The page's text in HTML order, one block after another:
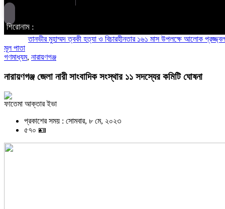
শিরোনাম :
তানভীর মুহাম্মদ ত্বকী হত্যা ও বিচারহীনতার ১৬১ মাস উপলক্ষে আলোক প্রজ্জ্বলন
মূল পাতা
গণমাধ্যম, নারায়ণগঞ্জ
নারায়ণগঞ্জ জেলা নারী সাংবাদিক সংস্থার ১১ সদস্যের কমিটি ঘোষনা
ফাতেমা আক্তার ইভা
প্রকাশের সময় : সোমবার, ৮ মে, ২০২৩
৫৭০ 🪪